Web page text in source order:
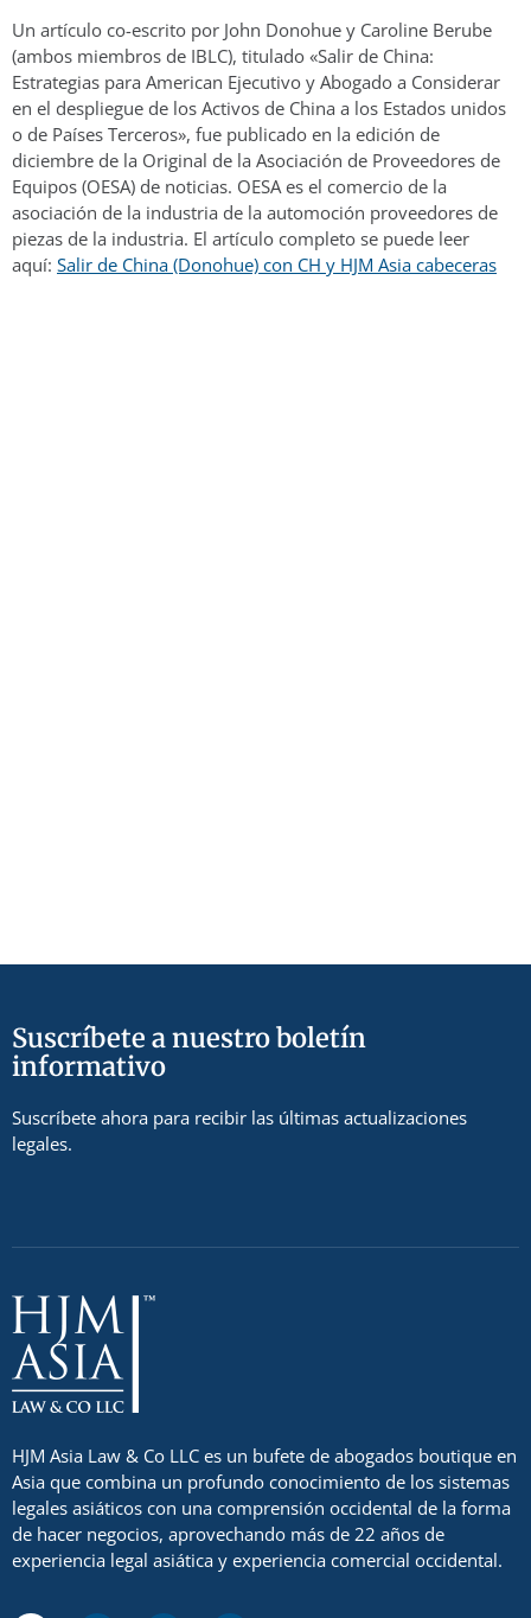
Un artículo co-escrito por John Donohue y Caroline Berube
(ambos miembros de IBLC), titulado «Salir de China:
Estrategias para American Ejecutivo y Abogado a Considerar
en el despliegue de los Activos de China a los Estados unidos
o de Países Terceros», fue publicado en la edición de
diciembre de la Original de la Asociación de Proveedores de
Equipos (OESA) de noticias. OESA es el comercio de la
asociación de la industria de la automoción proveedores de
piezas de la industria. El artículo completo se puede leer
aquí: Salir de China (Donohue) con CH y HJM Asia cabeceras
Suscríbete a nuestro boletín
informativo
Suscríbete ahora para recibir las últimas actualizaciones
legales.
HJM Asia Law & Co LLC es un bufete de abogados boutique en
Asia que combina un profundo conocimiento de los sistemas
legales asiáticos con una comprensión occidental de la forma
de hacer negocios, aprovechando más de 22 años de
experiencia legal asiática y experiencia comercial occidental.